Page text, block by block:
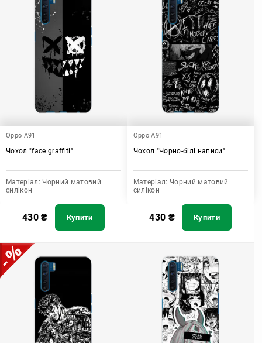
Oppo A91
Чохол "face graffiti"
Матеріал: Чорний матовий
силікон
430₴ Купити
Oppo A91
Чохол "Чорно-білі написи"
Матеріал: Чорний матовий
силікон
430 ₴ Купити